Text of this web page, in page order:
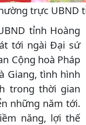
trực
tỉnh Hoàng
tới ngài Đại sứ
Cộng hoà Pháp
Giang, tình hình
trong thời gian
những năm tới.
năng, lợi thế